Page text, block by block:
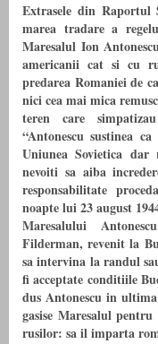
Extrasele din Raportul
marea tradare a
Maresalul Ion
americanii cat si cu
predarea Romaniei de
nici cea mai mica
teren care
“Antonescu sustinea
Uniunea Sovietica
nevoiti sa aiba
responsabilitate
noapte lui 23 august
Maresalului
Filderman, revenit la
sa intervina la randul
fi acceptate conditiile
dus Antonescu in
gasise Maresalul
rusilor: sa il imparta